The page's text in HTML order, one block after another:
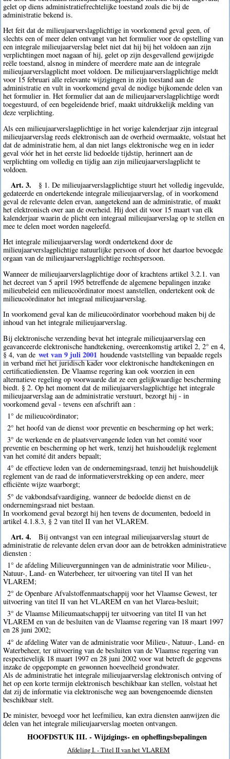
gelet op diens administratiefrechtelijke toestand zoals die bij de
administratie bekend is.
Het feit dat de milieujaarverslagplichtige in voorkomend geval geen, of
slechts een of meer delen ontvangt van het formulier voor de opstelling van
een integrale milieujaarverslag belet niet dat hij bij het voldoen aan zijn
verplichtingen moet nagaan of hij, gelet op zijn desgevallend gewijzigde
reële toestand, alsnog in mindere of meerdere mate aan de integrale
milieujaarverslagplicht moet voldoen. De milieujaarverslagplichtige meldt
voor 15 februari alle relevante wijzigingen in zijn toestand aan de
administratie en vult in voorkomend geval de nodige bijkomende delen van
het formulier in. Het formulier dat aan de milieujaarverslagplichtige wordt
toegestuurd, of een begeleidende brief, maakt uitdrukkelijk melding van
deze verplichting.
Als een milieujaarverslagplichtige in het vorige kalenderjaar zijn integraal
milieujaarverslag reeds elektronisch aan de overheid overmaakte, volstaat het
dat de administratie hem, al dan niet langs elektronische weg en in ieder
geval vóór het in het eerste lid bedoelde tijdstip, herinnert aan de
verplichting om volledig en tijdig aan zijn milieujaarverslagplicht te
voldoen.
Art. 3.
§ 1. De milieujaarverslagplichtige stuurt het volledig ingevulde,
gedateerde en ondertekende integrale milieujaarverslag, of in voorkomend
geval de relevante delen ervan, aangetekend aan de administratie, of maakt
het elektronisch over aan de overheid. Hij doet dit voor 15 maart van elk
kalenderjaar waarin de plicht een integraal milieujaarverslag op te stellen en
mee te delen moet worden nageleefd.
Het integrale milieujaarverslag wordt ondertekend door de
milieujaarverslagplichtige natuurlijke persoon of door het daartoe bevoegde
orgaan van de milieujaarverslagplichtige rechtspersoon.
Wanneer de milieujaarverslagplichtige door of krachtens artikel 3.2.1. van
het decreet van 5 april 1995 betreffende de algemene bepalingen inzake
milieubeleid een milieucoördinator moest aanstellen, ondertekent ook de
milieucoördinator het integraal milieujaarverslag.
In voorkomend geval kan de milieucoördinator voorbehoud maken bij de
inhoud van het integrale milieujaarverslag.
Bij elektronische verzending bevat het integrale milieujaarverslag een
geavanceerde elektronische handtekening, overeenkomstig artikel 2, 2° en 4,
§ 4, van de wet van 9 juli 2001 houdende vaststelling van bepaalde regels
in verband met het juridisch kader voor elektronische handtekeningen en
certificatiediensten. De Vlaamse regering kan ook voorzien in een
alternatieve regeling op voorwaarde dat ze een gelijkwaardige bescherming
biedt. § 2. Op het moment dat de milieujaarverslagplichtige het integrale
milieujaarverslag aan de administratie verstuurt, bezorgt hij - in
voorkomend geval - tevens een afschrift aan :
1° de milieucoördinator;
2° het hoofd van de dienst voor preventie en bescherming op het werk;
3° de werkende en de plaatsvervangende leden van het comité voor
preventie en bescherming op het werk, tenzij het huishoudelijk reglement
van het comité dit anders bepaalt;
4° de effectieve leden van de ondernemingsraad, tenzij het huishoudelijk
reglement van de raad de informatieverstrekking op een andere, meer
efficiënte wijze waarborgt;
5° de vakbondsafvaardiging, wanneer de bedoelde dienst en de
ondernemingsraad niet bestaan.
In voorkomend geval bezorgt hij hen tevens de documenten, bedoeld in
artikel 4.1.8.3, § 2 van titel II van het VLAREM.
Art. 4.
Bij ontvangst van een integraal milieujaarverslag stuurt de
administratie de relevante delen ervan door aan de betrokken administratieve
diensten :
1° de afdeling Milieuvergunningen van de administratie voor Milieu-,
Natuur-, Land- en Waterbeheer, ter uitvoering van titel II van het
VLAREM;
2° de Openbare Afvalstoffenmaatschappij voor het Vlaamse Gewest, ter
uitvoering van titel II van het VLAREM en van het Vlarea-besluit;
3° de Vlaamse Milieumaatschappij ter uitvoering van titel II van het
VLAREM en van de besluiten van de Vlaamse regering van 18 maart 1997
en 28 juni 2002;
4° de afdeling Water van de administratie voor Milieu-, Natuur-, Land- en
Waterbeheer, ter uitvoering van de besluiten van de Vlaamse regering van
respectievelijk 18 maart 1997 en 28 juni 2002 voor wat betreft de gegevens
inzake de opgepompte en gewonnen hoeveelheid grondwater.
Als de administratie het integrale milieujaarverslag elektronisch ontving of
het op een korte termijn elektronisch beschikbaar kan stellen, volstaat het
dat zij de informatie via elektronische weg aan bovengenoemde diensten
beschikbaar stelt.
De minister, bevoegd voor het leefmilieu, kan extra diensten aanwijzen die
delen van het integrale milieujaarverslag moeten ontvangen.
HOOFDSTUK III. - Wijzigings- en opheffingsbepalingen
Afdeling I. - Titel II van het VLAREM